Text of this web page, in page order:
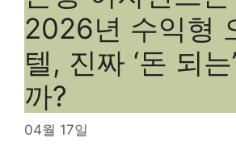
2026년 수익형
텔, 진짜 ‘돈 되는
까?
04월 17일